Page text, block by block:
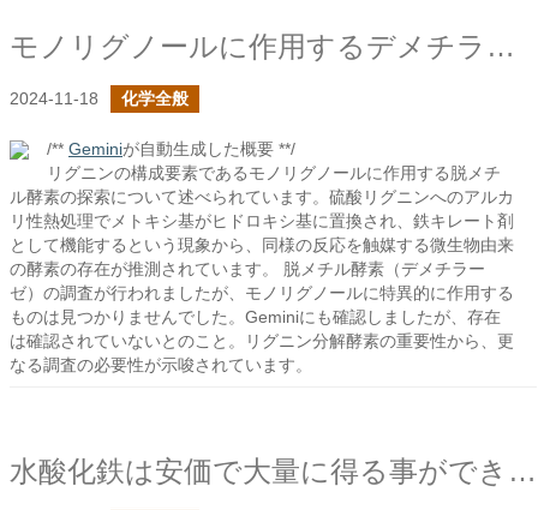
モノリグノールに作用するデメチラーゼがあったらいいな
2024-11-18 化学全般
/** Geminiが自動生成した概要 **/
リグニンの構成要素であるモノリグノールに作用する脱メチ
ル酵素の探索について述べられています。硫酸リグニンへのアルカ
リ性熱処理でメトキシ基がヒドロキシ基に置換され、鉄キレート剤
として機能するという現象から、同様の反応を触媒する微生物由来
の酵素の存在が推測されています。 脱メチル酵素（デメチラー
ゼ）の調査が行われましたが、モノリグノールに特異的に作用する
ものは見つかりませんでした。Geminiにも確認しましたが、存在
は確認されていないとのこと。リグニン分解酵素の重要性から、更
なる調査の必要性が示唆されています。
水酸化鉄は安価で大量に得る事ができる還元剤なのか？